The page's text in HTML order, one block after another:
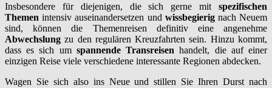
Insbesondere für diejenigen, die sich gerne mit spezifischen
Themen intensiv auseinandersetzen und wissbegierignach Neuem
sind, können die Themenreisen definitiv eine angenehme
Abwechslung zu den regulären Kreuzfahrten sein. Hinzu kommt,
dass es sich um spannende Transreisen handelt, die auf einer
einzigen Reise viele verschiedene interessante Regionen abdecken.
Wagen Sie sich also ins Neue und stillen Sie Ihren Durst nach